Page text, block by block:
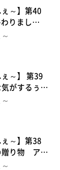
ぇ～】第40
りまし
リーズ②完
ぇ～】 第39
がするぅ〜
ぇ～】第38
り物 アイ
編